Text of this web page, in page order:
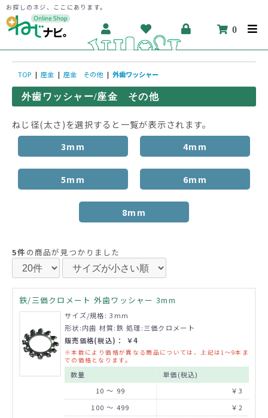
お探しのネジ、ここにあります。
0
TOP | 座金 | 座金 その他 | 外歯ワッシャー
外歯ワッシャー/座金 その他
ねじ径(太さ)を選択すると一覧が表示されます。
3mm
4mm
5mm 6mm
8mm
5件の商品が見つかりました
鉄/三価クロメート 外歯ワッシャー 3mm
サイズ/規格: 3mm
形状:内歯 材質:鉄 処理:三価クロメート
販売価格(税込)： ￥4
※本数により価格が異なる商品については、上記は1～9本ま
での価格となります。
数量
単価(税込)
10 ～ 99
￥3
100 ～ 499
￥2